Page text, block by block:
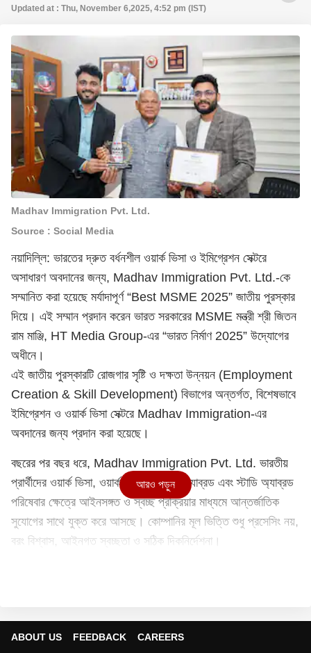
Updated at : Thu, November 6,2025, 4:52 pm (IST)
Madhav Immigration Pvt. Ltd.
Source : Social Media
নয়াদিল্লি: ভারতের দ্রুত বর্ধনশীল ওয়ার্ক ভিসা ও ইমিগ্রেশন সেক্টরে
অসাধারণ অবদানের জন্য, Madhav Immigration Pvt. Ltd.-কে
সম্মানিত করা হয়েছে মর্যাদাপূর্ণ “Best MSME 2025” জাতীয় পুরস্কার
দিয়ে। এই সম্মান প্রদান করেন ভারত সরকারের MSME মন্ত্রী শ্রী জিতন
রাম মাঞ্জি, HT Media Group-এর “ভারত নির্মাণ 2025” উদ্যোগের
অধীনে।
এই জাতীয় পুরস্কারটি রোজগার সৃষ্টি ও দক্ষতা উন্নয়ন (Employment
Creation & Skill Development) বিভাগের অন্তর্গত, বিশেষভাবে
ইমিগ্রেশন ও ওয়ার্ক ভিসা সেক্টরে Madhav Immigration-এর
অবদানের জন্য প্রদান করা হয়েছে।
বছরের পর বছর ধরে, Madhav Immigration Pvt. Ltd. ভারতীয়
প্রার্থীদের ওয়ার্ক ভিসা, ওয়ার্ক পারমিট, ওয়ার্ক অ্যাব্রড এবং স্টাডি অ্যাব্রড
পরিষেবার ক্ষেত্রে আইনসঙ্গত ও স্বচ্ছ প্রক্রিয়ার মাধ্যমে আন্তর্জাতিক
সুযোগের সাথে যুক্ত করে আসছে। কোম্পানির মূল ভিত্তি শুধু প্রসেসিং নয়,
বরং বিশ্বাস, আইনগত স্বচ্ছতা ও সঠিক দিকনির্দেশনা।
প্রতারণামুক্ত ইমিগ্রেশন প্রক্রিয়া চিনতে সাহায্য করছে, যাতে তারা
নিরাপদে বৈধ উপায়ে বিদেশে সুযোগ পেতে পারে।
আরও পড়ুন
ABOUT US FEEDBACK
CAREERS